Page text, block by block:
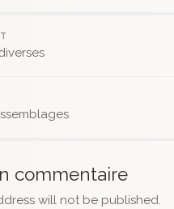
commentaire
will not be published.